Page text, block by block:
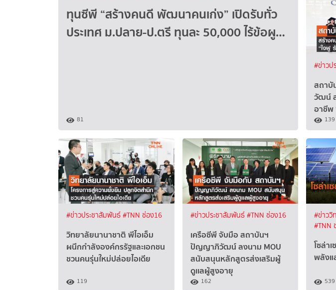
ทุนซีพี “สร้างคนดี พัฒนาคนเก่ง” เปิดรับทั่ว
ประเทศ ม.ปลาย-ป.ตรี ทุนละ 50,000 ไร้ข้อผู…
81
#ข่าว
สถา
วัฒน์
อาชีพ
139
#ข่าวประชาสัมพันธ์#TNN ช่อง16
วิทยาลัยนานาชาติ พีไอเอ็ม
ผนึกกำลังองค์กรรัฐและเอกชน
ชวนคนรุ่นใหม่ปล่อยไอเดีย
119
#ข่าวประชาสัมพันธ์#TNN ช่อง16
เครือซีพี จับมือ สถาบันฯ
ปัญญาภิวัฒน์ ลงนาม MOU
สนับสนุนหลักสูตรส่งเสริมผู้
ดูเเลผู้สูงอายุ
162
#ข่าววิ
#TNN
โซล่า
พลังแ
539